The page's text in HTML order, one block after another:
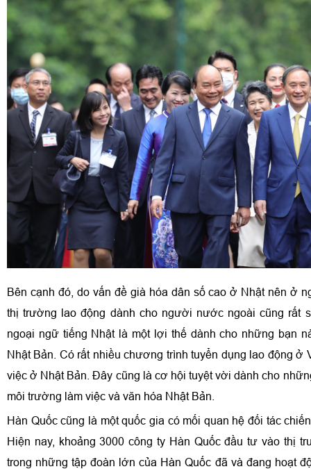
Bên cạnh đó, do vấn đề già hóa dân số cao ở Nhật nên ở
thị trường lao động dành cho người nước ngoài cũng rất
ngoại ngữ tiếng Nhật là một lợi thế dành cho những bạn
Nhật Bản. Có rất nhiều chương trình tuyển dụng lao động ở
việc ở Nhật Bản. Đây cũng là cơ hội tuyệt vời dành cho
môi trường làm việc và văn hóa Nhật Bản.
Hàn Quốc cũng là một quốc gia có mối quan hệ đối tác
Hiện nay, khoảng 3000 công ty Hàn Quốc đầu tư vào thị
trong những tập đoàn lớn của Hàn Quốc đã và đang hoạt